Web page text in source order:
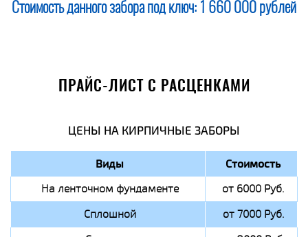
Стоимость данного забора под ключ: 1 660 000 рублей
ПРАЙС-ЛИСТ С РАСЦЕНКАМИ
ЦЕНЫ НА КИРПИЧНЫЕ ЗАБОРЫ
Виды Стоимость
На ленточном фундаменте
от 6000 Руб.
Сплошной
от 7000 Руб.